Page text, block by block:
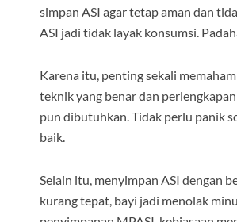
simpan ASI agar tetap aman dan
ASI jadi tidak layak konsumsi.
Karena itu, penting sekali
teknik yang benar dan
pun dibutuhkan. Tidak perlu panik
baik.
Selain itu, menyimpan ASI dengan
kurang tepat, bayi jadi menolak